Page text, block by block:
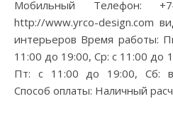
Мобильный Телефон:
http://www.yrco-design.com
интерьеров Время работы:
11:00 до 19:00, Ср: с 11:00 до
Пт: с 11:00 до 19:00, Сб:
Способ оплаты: Наличный